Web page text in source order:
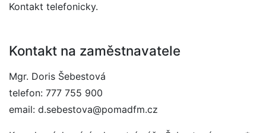
Kontakt telefonicky.
Kontakt na zaměstnavatele
Mgr. Doris Šebestová
telefon: 777 755 900
email: d.sebestova@pomadfm.cz